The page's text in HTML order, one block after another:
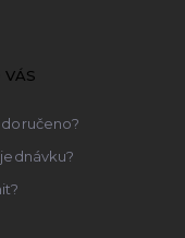
VÁS